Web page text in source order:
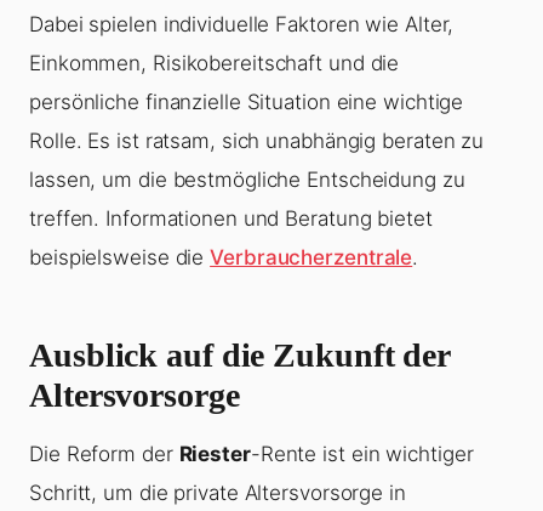
Dabei spielen individuelle Faktoren wie Alter,
Einkommen, Risikobereitschaft und die
persönliche finanzielle Situation eine wichtige
Rolle. Es ist ratsam, sich unabhängig beraten zu
lassen, um die bestmögliche Entscheidung zu
treffen. Informationen und Beratung bietet
beispielsweise dieVerbraucherzentrale.
Ausblick auf die Zukunft der
Altersvorsorge
Die Reform der Riester-Rente ist ein wichtiger
Schritt, um die private Altersvorsorge in